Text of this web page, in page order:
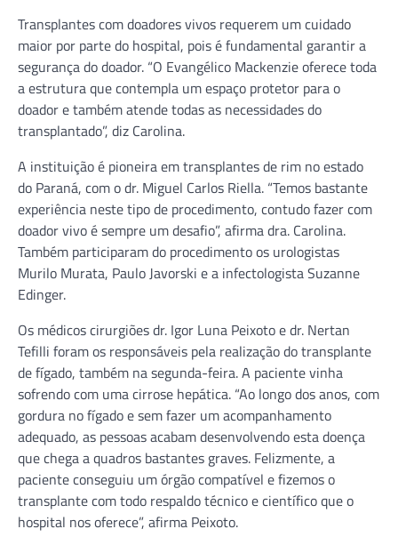
Transplantes com doadores vivos requerem um cuidado
maior por parte do hospital, pois é fundamental garantir a
segurança do doador. “O Evangélico Mackenzie oferece toda
a estrutura que contempla um espaço protetor para o
doador e também atende todas as necessidades do
transplantado”, diz Carolina.
A instituição é pioneira em transplantes de rim no estado
do Paraná, com o dr. Miguel Carlos Riella. “Temos bastante
experiência neste tipo de procedimento, contudo fazer com
doador vivo é sempre um desafio”, afirma dra. Carolina.
Também participaram do procedimento os urologistas
Murilo Murata, Paulo Javorski e a infectologista Suzanne
Edinger.
Os médicos cirurgiões dr. Igor Luna Peixoto e dr. Nertan
Tefilli foram os responsáveis pela realização do transplante
de fígado, também na segunda-feira. A paciente vinha
sofrendo com uma cirrose hepática. “Ao longo dos anos, com
gordura no fígado e sem fazer um acompanhamento
adequado, as pessoas acabam desenvolvendo esta doença
que chega a quadros bastantes graves. Felizmente, a
paciente conseguiu um órgão compatível e fizemos o
transplante com todo respaldo técnico e científico que o
hospital nos oferece”, afirma Peixoto.